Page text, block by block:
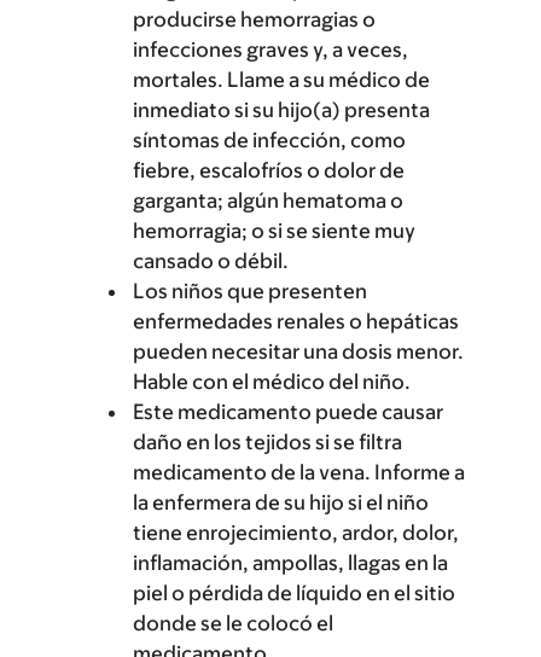
producirse hemorragias o
infecciones graves y, a veces,
mortales. Llame a su médico de
inmediato si su hijo(a) presenta
síntomas de infección, como
fiebre, escalofríos o dolor de
garganta; algún hematoma o
hemorragia; o si se siente muy
cansado o débil.
Los niños que presenten
enfermedades renales o hepáticas
pueden necesitar una dosis menor.
Hable con el médico del niño.
Este medicamento puede causar
daño en los tejidos si se filtra
medicamento de la vena. Informe a
la enfermera de su hijo si el niño
tiene enrojecimiento, ardor, dolor,
inflamación, ampollas, llagas en la
piel o pérdida de líquido en el sitio
donde se le colocó el